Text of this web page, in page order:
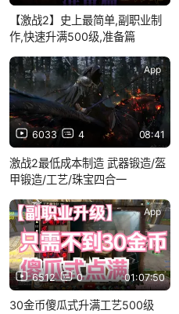
【激战2】史上最简单,副职业制
作,快速升满500级,准备篇
6033 4 08:41
App
激战2最低成本制造 武器锻造/盔
甲锻造/工艺/珠宝四合一
6512 0 01:07:50
App
30金币傻瓜式升满工艺500级